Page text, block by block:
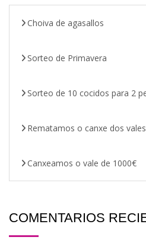
Choiva de agasallos
Sorteo de Primavera
Sorteo de 10 cocidos para 2
Rematamos o canxe dos
Canxeamos o vale de 1000€
COMENTARIOS